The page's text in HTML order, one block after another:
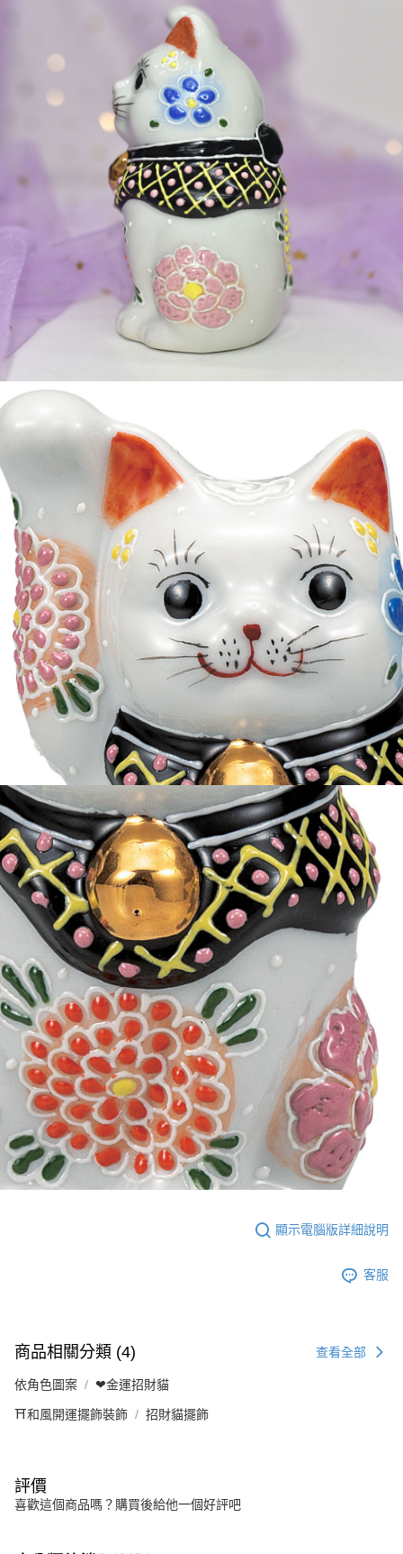
顯示電腦版詳細說明
客服
商品相關分類 (4) 查看全部
依角色圖案 ❤金運招財貓
⛩️和風開運擺飾裝飾 招財貓擺飾
評價
喜歡這個商品嗎？購買後給他一個好評吧